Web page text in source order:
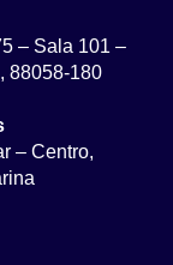
– Sala 101 –
88058-180
– Centro,